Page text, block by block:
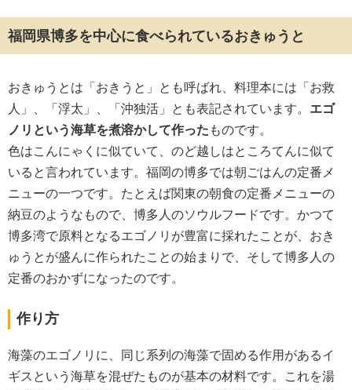
福岡県博多を中心に食べられているおきゅうと
おきゅうとは「おきうと」とも呼ばれ、料理本には「お救
人」、「浮太」、「沖独活」とも表記されています。 エゴ
ノリという海草を煮溶かして作った ものです。
色はこんにゃくに似ていて、のど越しはところてんに似て
いると言われています。福岡の博多では朝ごはんの定番メ
ニューの一つです。たとえば関東の朝食の定番メニューの
納豆のようなもので、博多人のソウルフードです。かつて
博多湾で原料となるエゴノリが豊富に採れたことが、おき
ゅうとが盛んに作られたことの始まりで、そして博多人の
定番のおかずになったのです。
作り方
海藻のエゴノリに、同じ系列の海藻で固める作用があるイ
ギスという海草を混ぜたものが基本の材料です。これを湯